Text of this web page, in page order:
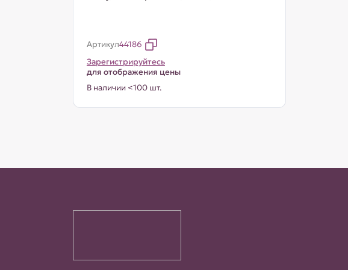
Артикул44186
Зарегистрируйтесь
для отображения цены
В наличии <100 шт.